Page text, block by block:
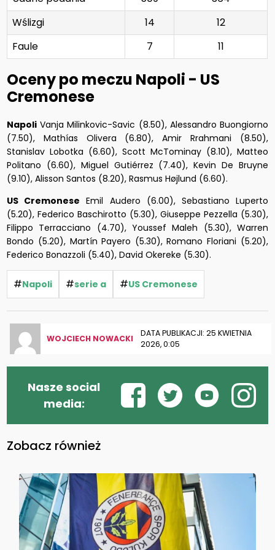
Wślizgi
14
12
Faule
7 11
Oceny po meczu Napoli - US
Cremonese
Napoli Vanja Milinkovic-Savic (8.50), Alessandro Buongiorno
(7.50), Mathías Olivera (6.80), Amir Rrahmani (8.50),
Stanislav Lobotka (6.60), Scott McTominay (8.10), Matteo
Politano (6.60), Miguel Gutiérrez (7.40), Kevin De Bruyne
(9.10), Alisson Santos (8.20), Rasmus Højlund (6.60).
US Cremonese Emil Audero (6.00), Sebastiano Luperto
(5.20), Federico Baschirotto (5.30), Giuseppe Pezzella (5.30),
Filippo Terracciano (4.70), Youssef Maleh (5.30), Warren
Bondo (5.20), Martín Payero (5.30), Romano Floriani (5.20),
Federico Bonazzoli (5.40), David Okereke (5.30).
#Napoli #serie a #US Cremonese
WOJCIECH NOWACKI
DATA PUBLIKACJI: 25 KWIETNIA
2026, 0:05
Nasze social
media:
Zobacz również